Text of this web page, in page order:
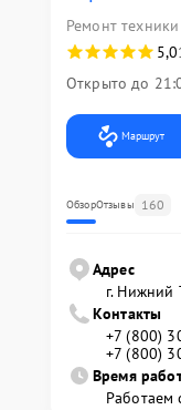
Ремонт
5,0
Открыто до
Маршрут
ОбзорОтзывы 160
Адрес
г. Нижний
Контакты
+7 (800)
+7 (800)
Время
Работаем